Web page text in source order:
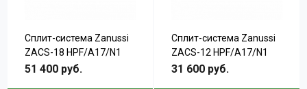
Сплит-система Zanussi
ZACS-18 HPF/A17/N1
серии Perfecto
51 400 руб.
Сплит-система Zanussi
ZACS-12 HPF/A17/N1
серии Perfecto
31 600 руб.